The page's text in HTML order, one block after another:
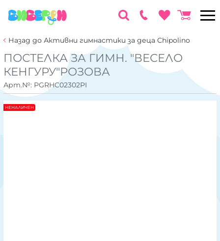
Назад до Активни гимнастики за деца Chipolino
ПОСТЕЛКА ЗА ГИМН. "ВЕСЕЛО
КЕНГУРУ"РОЗОВА
Арт.№: PGRHC02302PI
НЕНАЛИЧЕН